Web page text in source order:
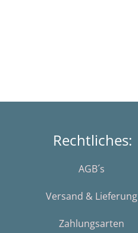
Rechtliches:
AGB´s
Versand & Lieferung
Zahlungsarten